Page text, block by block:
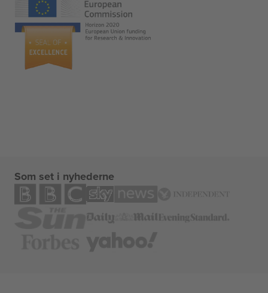
Som set i nyhederne